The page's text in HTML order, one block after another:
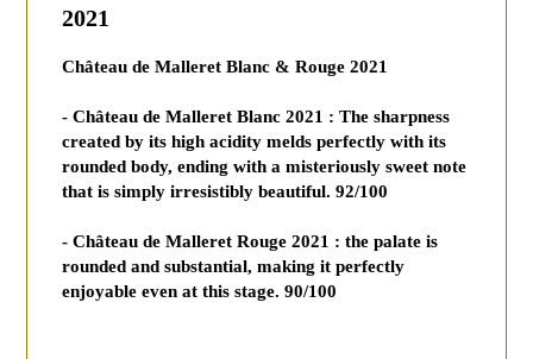
2021
Château de Malleret Blanc & Rouge 2021
- Château de Malleret Blanc 2021 : The sharpness
created by its high acidity melds perfectly with its
rounded body, ending with a misteriously sweet note
that is simply irresistibly beautiful. 92/100
- Château de Malleret Rouge 2021 : the palate is
rounded and substantial, making it perfectly
enjoyable even at this stage. 90/100